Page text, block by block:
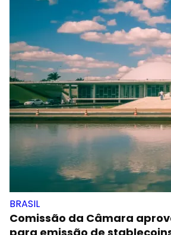
BRASIL
Comissão da Câmara